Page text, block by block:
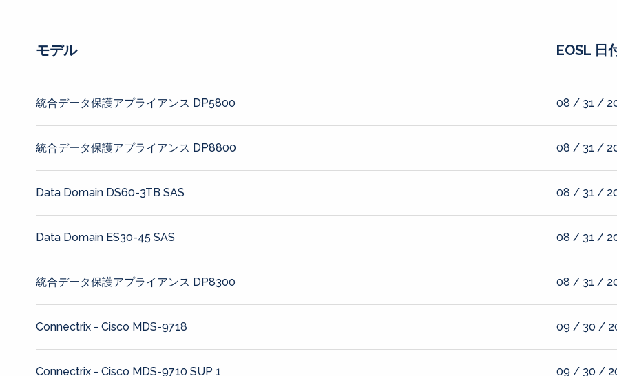
モデル EOSL 日
統合データ保護アプライアンス DP5800 08 / 31 /
統合データ保護アプライアンス DP8800 08 / 31 /
Data Domain DS60-3TB SAS 08 / 31 /
Data Domain ES30-45 SAS 08 / 31 /
統合データ保護アプライアンス DP8300 08 / 31 /
Connectrix - Cisco MDS-9718 09 / 30 /
Connectrix - Cisco MDS-9710 SUP 1 09 / 30 /